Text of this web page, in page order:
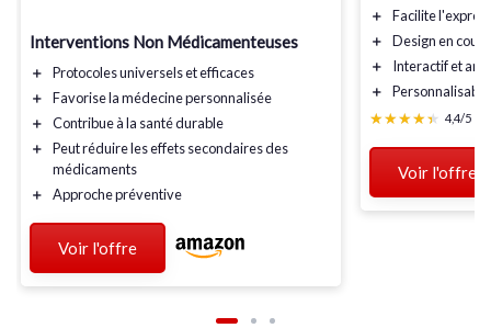
Interventions Non Médicamenteuses
＋
Protocoles universels et efficaces
＋
Favorise la médecine personnalisée
＋
Contribue à la santé durable
＋
Peut réduire les effets secondaires des
médicaments
＋
Approche préventive
Voir l'offre
＋
Facilite l'
＋
Design en
＋
Interactifet
＋
Personnalisable
★★★★★
★★★★★ 4,4/5
Voir l'offre